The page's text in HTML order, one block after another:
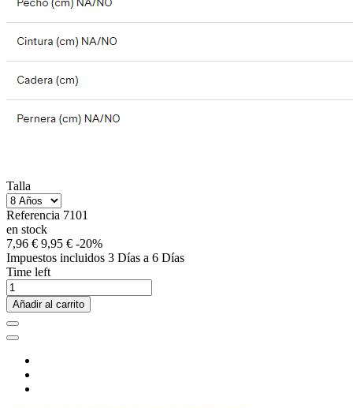
Talla
Referencia 7101
en stock
7,96 € 9,95 € -20%
Impuestos incluidos 3 Días a 6 Días
Time left
Añadir al carrito